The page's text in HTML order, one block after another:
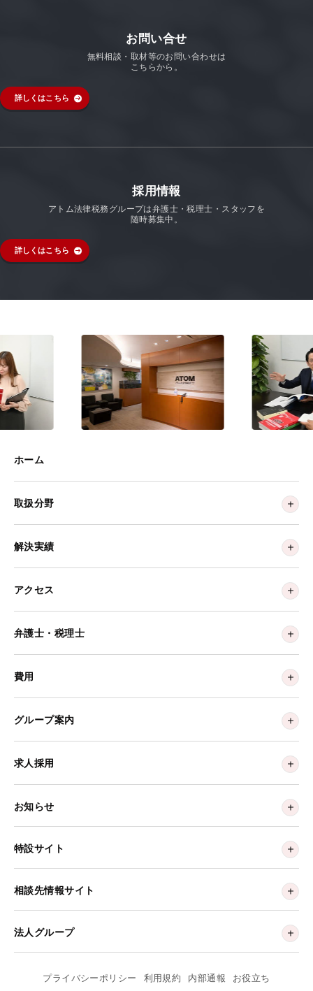
お問い合せ
無料相談・取材等のお問い合わせは
こちらから。
詳しくはこちら
採用情報
アトム法律税務グループは弁護士・税理士・スタッフを
随時募集中。
詳しくはこちら
ホーム
取扱分野
解決実績
アクセス
弁護士・税理士
費用
グループ案内
求人採用
お知らせ
特設サイト
相談先情報サイト
法人グループ
プライバシーポリシー 利用規約 内部通報 お役立ち